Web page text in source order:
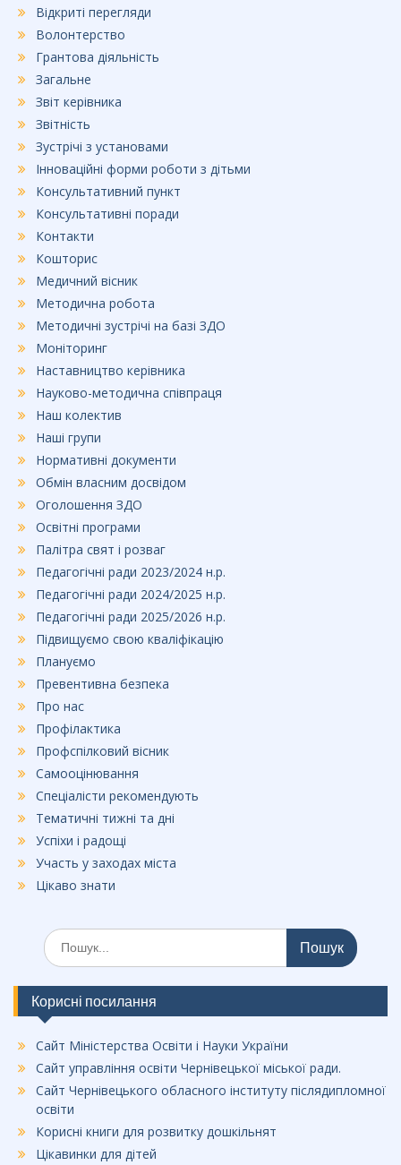
Відкриті перегляди
Волонтерство
Грантова діяльність
Загальне
Звіт керівника
Звітність
Зустрічі з установами
Інноваційні форми роботи з дітьми
Консультативний пункт
Консультативні поради
Контакти
Кошторис
Медичний вісник
Методична робота
Методичні зустрічі на базі ЗДО
Моніторинг
Наставництво керівника
Науково-методична співпраця
Наш колектив
Наші групи
Нормативні документи
Обмін власним досвідом
Оголошення ЗДО
Освітні програми
Палітра свят і розваг
Педагогічні ради 2023/2024 н.р.
Педагогічні ради 2024/2025 н.р.
Педагогічні ради 2025/2026 н.р.
Підвищуємо свою кваліфікацію
Плануємо
Превентивна безпека
Про нас
Профілактика
Профспілковий вісник
Самооцінювання
Спеціалісти рекомендують
Тематичні тижні та дні
Успіхи і радощі
Участь у заходах міста
Цікаво знати
Шукати:
Корисні посилання
Сайт Міністерства Освіти і Науки України
Сайт управління освіти Чернівецької міської ради.
Сайт Чернівецького обласного інституту післядипломної
освіти
Корисні книги для розвитку дошкільнят
Цікавинки для дітей